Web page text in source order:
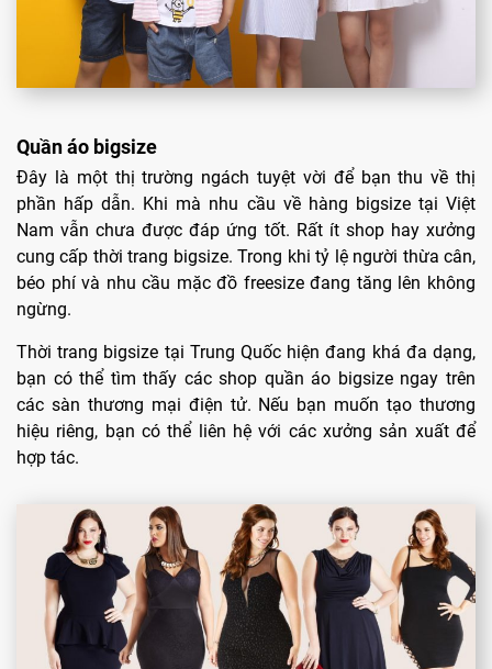
Quần áo bigsize
Đây là một thị trường ngách tuyệt vời để bạn thu về thị
phần hấp dẫn. Khi mà nhu cầu về hàng bigsize tại Việt
Nam vẫn chưa được đáp ứng tốt. Rất ít shop hay xưởng
cung cấp thời trang bigsize. Trong khi tỷ lệ người thừa cân,
béo phí và nhu cầu mặc đồ freesize đang tăng lên không
ngừng.
Thời trang bigsize tại Trung Quốc hiện đang khá đa dạng,
bạn có thể tìm thấy các shop quần áo bigsize ngay trên
các sàn thương mại điện tử. Nếu bạn muốn tạo thương
hiệu riêng, bạn có thể liên hệ với các xưởng sản xuất để
hợp tác.